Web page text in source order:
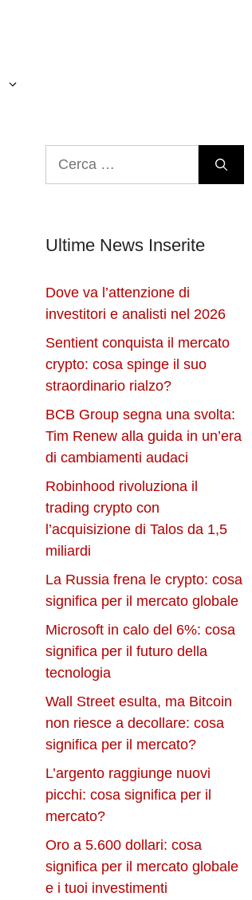
Ultime News Inserite
Dove va l’attenzione di
investitori e analisti nel 2026
Sentient conquista il mercato
crypto: cosa spinge il suo
straordinario rialzo?
BCB Group segna una svolta:
Tim Renew alla guida in un’era
di cambiamenti audaci
Robinhood rivoluziona il
trading crypto con
l’acquisizione di Talos da 1,5
miliardi
La Russia frena le crypto: cosa
significa per il mercato globale
Microsoft in calo del 6%: cosa
significa per il futuro della
tecnologia
Wall Street esulta, ma Bitcoin
non riesce a decollare: cosa
significa per il mercato?
L’argento raggiunge nuovi
picchi: cosa significa per il
mercato?
Oro a 5.600 dollari: cosa
significa per il mercato globale
e i tuoi investimenti